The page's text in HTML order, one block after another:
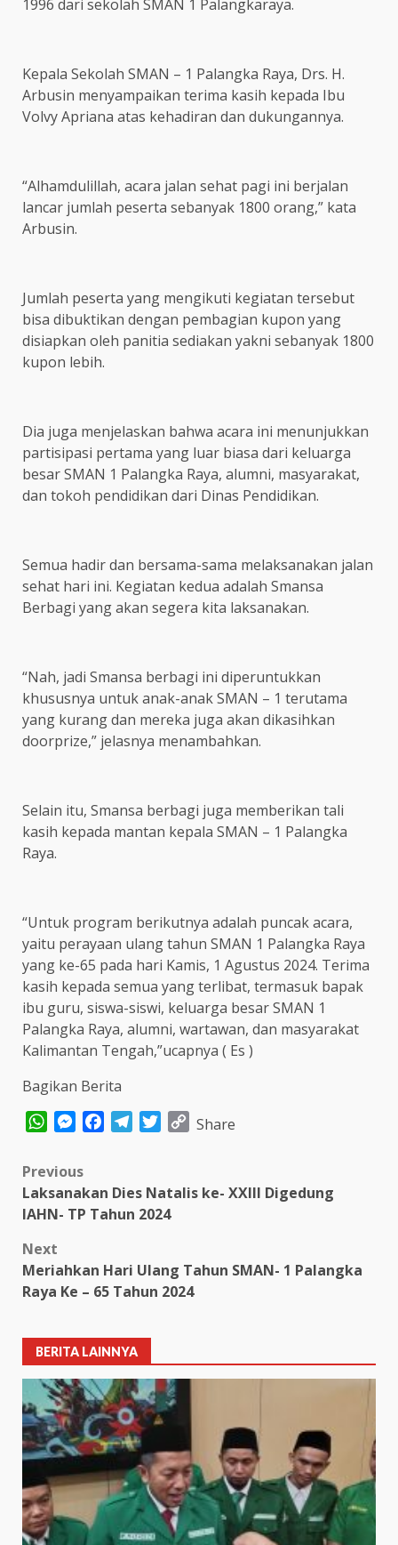
1996 dari sekolah SMAN 1 Palangkaraya.
Kepala Sekolah SMAN – 1 Palangka Raya, Drs. H.
Arbusin menyampaikan terima kasih kepada Ibu
Volvy Apriana atas kehadiran dan dukungannya.
“Alhamdulillah, acara jalan sehat pagi ini berjalan
lancar jumlah peserta sebanyak 1800 orang,” kata
Arbusin.
Jumlah peserta yang mengikuti kegiatan tersebut
bisa dibuktikan dengan pembagian kupon yang
disiapkan oleh panitia sediakan yakni sebanyak 1800
kupon lebih.
Dia juga menjelaskan bahwa acara ini menunjukkan
partisipasi pertama yang luar biasa dari keluarga
besar SMAN 1 Palangka Raya, alumni, masyarakat,
dan tokoh pendidikan dari Dinas Pendidikan.
Semua hadir dan bersama-sama melaksanakan jalan
sehat hari ini. Kegiatan kedua adalah Smansa
Berbagi yang akan segera kita laksanakan.
“Nah, jadi Smansa berbagi ini diperuntukkan
khususnya untuk anak-anak SMAN – 1 terutama
yang kurang dan mereka juga akan dikasihkan
doorprize,” jelasnya menambahkan.
Selain itu, Smansa berbagi juga memberikan tali
kasih kepada mantan kepala SMAN – 1 Palangka
Raya.
“Untuk program berikutnya adalah puncak acara,
yaitu perayaan ulang tahun SMAN 1 Palangka Raya
yang ke-65 pada hari Kamis, 1 Agustus 2024. Terima
kasih kepada semua yang terlibat, termasuk bapak
ibu guru, siswa-siswi, keluarga besar SMAN 1
Palangka Raya, alumni, wartawan, dan masyarakat
Kalimantan Tengah,”ucapnya ( Es )
Bagikan Berita
WhatsAppMessenger
FacebookTelegram
TwitterCopy
Share
Post
navigation
Previous
Laksanakan Dies Natalis ke- XXIII Digedung
IAHN- TP Tahun 2024
Next
Meriahkan Hari Ulang Tahun SMAN- 1 Palangka
Raya Ke – 65 Tahun 2024
BERITA LAINNYA